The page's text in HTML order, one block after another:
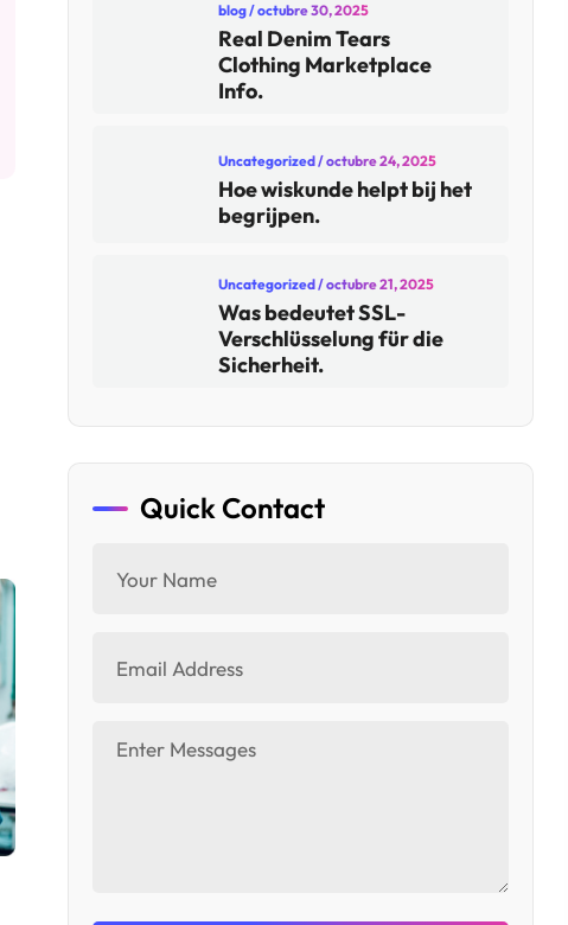
blog/ octubre 30, 2025
Real Denim Tears
Clothing Marketplace
Info.
Uncategorized/ octubre 24, 2025
Hoe wiskunde helpt bij het
begrijpen.
Uncategorized/ octubre 21, 2025
Was bedeutet SSL-
Verschlüsselung für die
Sicherheit.
Quick Contact